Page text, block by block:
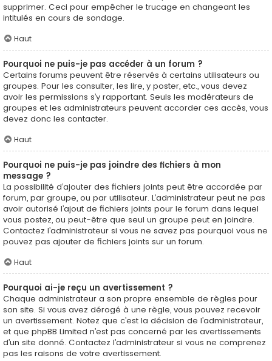
supprimer. Ceci pour empêcher le trucage en changeant les
intitulés en cours de sondage.
Haut
Pourquoi ne puis-je pas accéder à un forum ?
Certains forums peuvent être réservés à certains utilisateurs ou
groupes. Pour les consulter, les lire, y poster, etc., vous devez
avoir les permissions s’y rapportant. Seuls les modérateurs de
groupes et les administrateurs peuvent accorder ces accès, vous
devez donc les contacter.
Haut
Pourquoi ne puis-je pas joindre des fichiers à mon
message ?
La possibilité d’ajouter des fichiers joints peut être accordée par
forum, par groupe, ou par utilisateur. L’administrateur peut ne pas
avoir autorisé l’ajout de fichiers joints pour le forum dans lequel
vous postez, ou peut-être que seul un groupe peut en joindre.
Contactez l’administrateur si vous ne savez pas pourquoi vous ne
pouvez pas ajouter de fichiers joints sur un forum.
Haut
Pourquoi ai-je reçu un avertissement ?
Chaque administrateur a son propre ensemble de règles pour
son site. Si vous avez dérogé à une règle, vous pouvez recevoir
un avertissement. Notez que c’est la décision de l’administrateur,
et que phpBB Limited n’est pas concerné par les avertissements
d’un site donné. Contactez l’administrateur si vous ne comprenez
pas les raisons de votre avertissement.